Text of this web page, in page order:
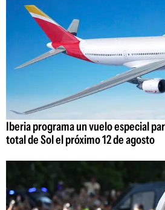
Iberia programa un vuelo especial
total de Sol el próximo 12 de agosto